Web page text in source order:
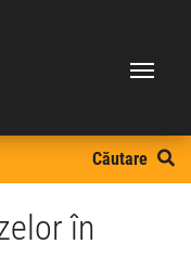
Căutare
în